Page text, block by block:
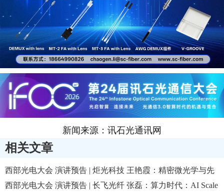
新闻来源：讯石光通讯网
相关文章
西部光电大会 演讲预告 | 炬光科技 王艳霞：精密微光学与先
进光源材料技术推动CPO生态的持续创新
西部光电大会 演讲预告 | 长飞光纤 张磊：算力时代：AI Scale